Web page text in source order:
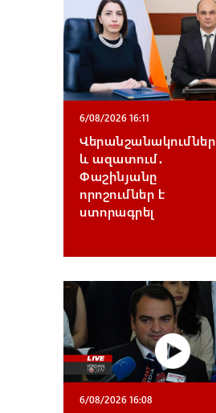
6/08/2026 16:11
Վերանշանակումներ
և ազատում․
Փաշինյանը
որոշումներ է
ստորագրել
6/08/2026 16:08